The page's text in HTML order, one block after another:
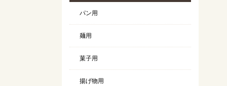
パン用
麺用
菓子用
揚げ物用